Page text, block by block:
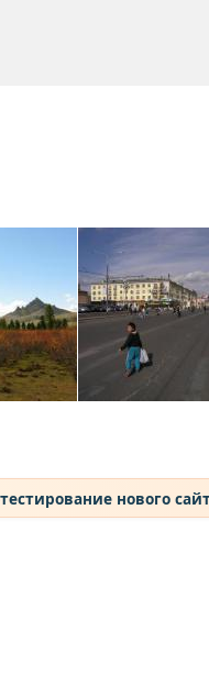
нового